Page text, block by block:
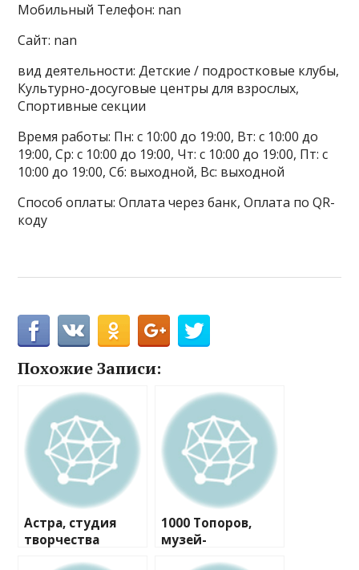
Мобильный Телефон: nan
Сайт: nan
вид деятельности: Детские / подростковые клубы,
Культурно-досуговые центры для взрослых,
Спортивные секции
Время работы: Пн: с 10:00 до 19:00, Вт: с 10:00 до
19:00, Ср: с 10:00 до 19:00, Чт: с 10:00 до 19:00, Пт: с
10:00 до 19:00, Сб: выходной, Вс: выходной
Способ оплаты: Оплата через банк, Оплата по QR-
коду
Похожие Записи:
Астра, студия
творчества
1000 Топоров,
музей-